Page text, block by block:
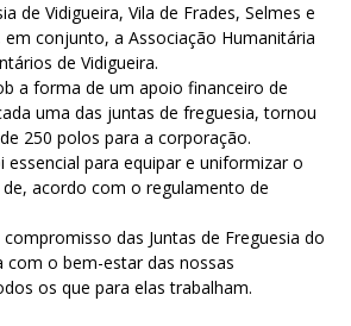
de Vidigueira, Vila de Frades, Selmes e
conjunto, a Associação Humanitária
de Vidigueira.
a forma de um apoio financeiro de
uma das juntas de freguesia, tornou
250 polos para a corporação.
essencial para equipar e uniformizar o
acordo com o regulamento de
das Juntas de Freguesia do
com o bem-estar das nossas
os que para elas trabalham.